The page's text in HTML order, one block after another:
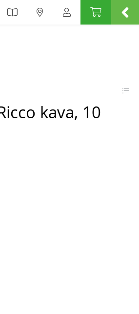
kava, 10